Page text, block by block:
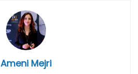
Ameni Mejri